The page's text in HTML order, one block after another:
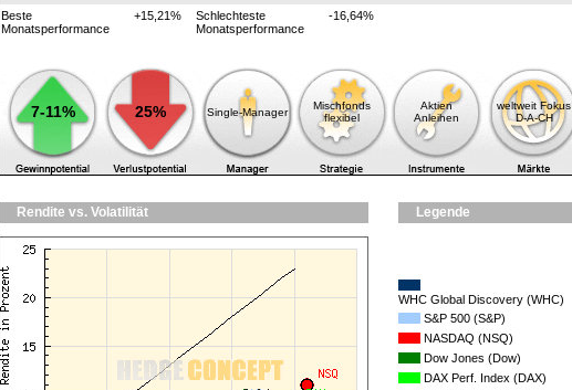
Beste
Monatsperformance
+15,21%
Schlechteste
Monatsperformance
-16,64%
7-11% 25% Single-Manager
Mischfonds
flexibel
Aktien
Anleihen
weltweit Fokus
D-A-CH
Rendite vs. Volatilität Legende
WHC Global Discovery (WHC)
S&P 500 (S&P)
NASDAQ (NSQ)
Dow Jones (Dow)
DAX Perf. Index (DAX)